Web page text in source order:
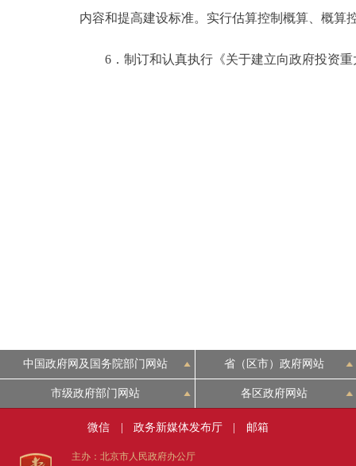
内容和提高建设标准。实行估算控制概算、概算
6．制订和认真执行《关于建立向政府投资重
中国政府网及国务院部门网站 省（区市）政府网站
市级政府部门网站 各区政府网站
微信 政务新媒体发布厅 邮箱
主办：北京市人民政府办公厅